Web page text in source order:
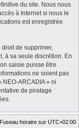
du site. Nous nous
à Internet si nous le
est enregistrée
droit de supprimer,
à sa seule discrétion. En
saisie puisse être
ne soient pas
ARCADIA » ni
de piratage
Fuseau horaire sur UTC+02:00